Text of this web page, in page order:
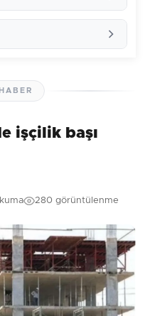
?
İlk yorumu siz yapın!
işçilik başı
280 görüntülenme